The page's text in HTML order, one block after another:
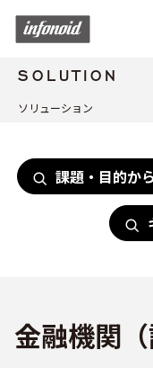
SOLUTION
ソリューション
課題・目的か
金融機関（